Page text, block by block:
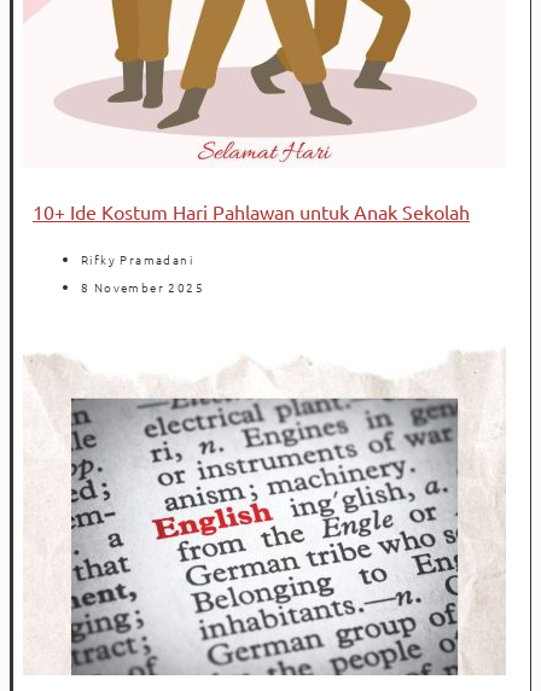
10+ Ide Kostum Hari Pahlawan untuk Anak Sekolah
Rifky Pramadani
8 November 2025